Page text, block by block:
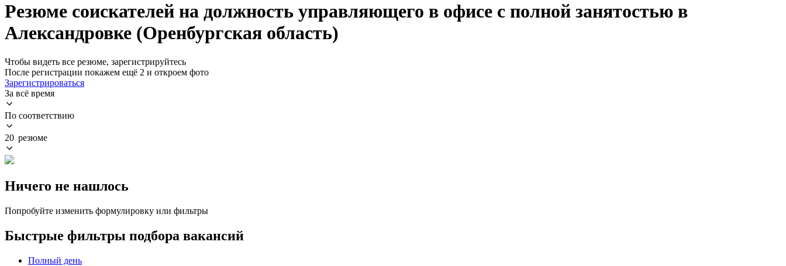
Резюме соискателей на должность управляющего в офисе с полной занятостью в
Александровке (Оренбургская область)
Чтобы видеть все резюме, зарегистрируйтесь
После регистрации покажем ещё 2 и откроем фото
Зарегистрироваться
За всё время
По соответствию
20 резюме
Ничего не нашлось
Попробуйте изменить формулировку или фильтры
Быстрые фильтры подбора вакансий
Полный день